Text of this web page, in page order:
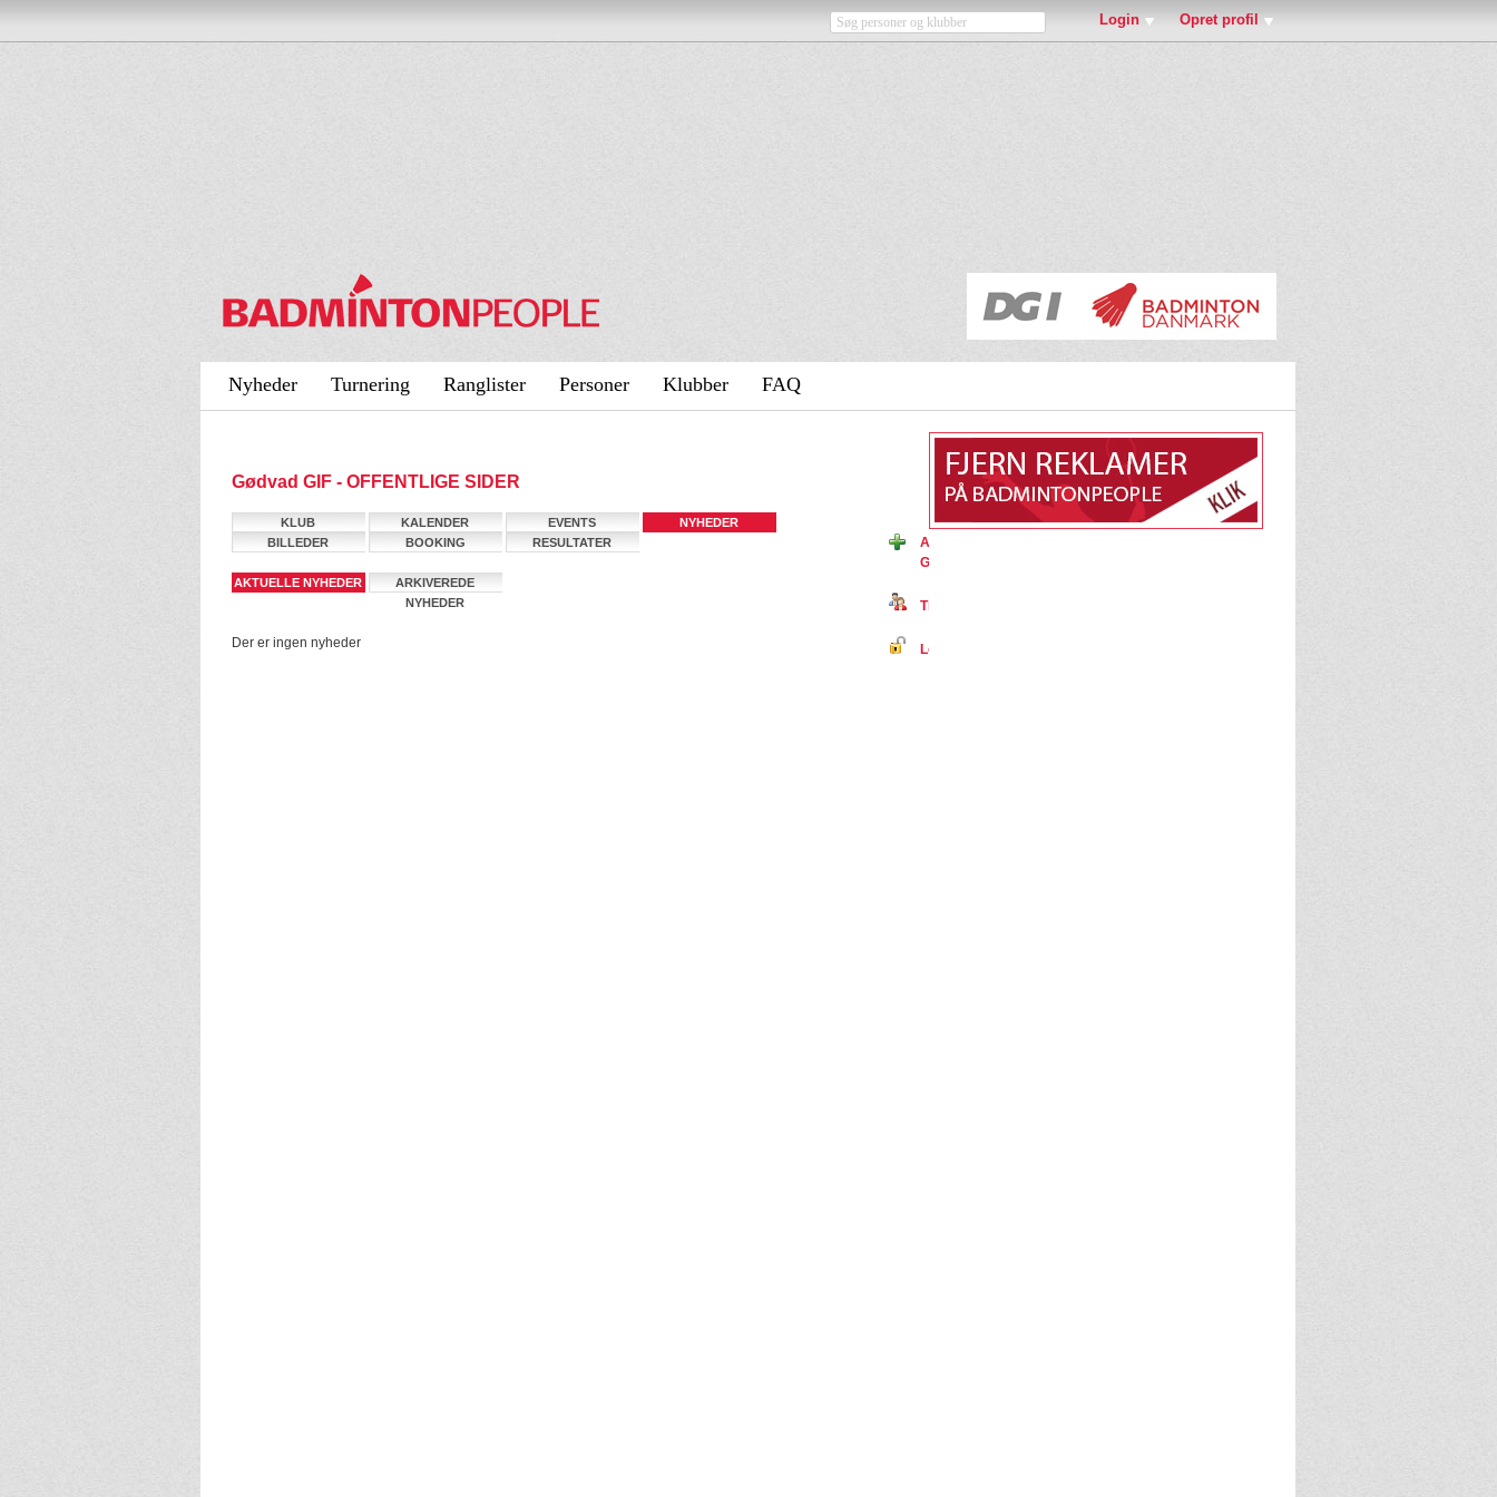
Login Opret profil
Nyheder Turnering Ranglister Personer Klubber FAQ
Gødvad GIF - OFFENTLIGE SIDER
KLUB KALENDER EVENTS
NYHEDER
BILLEDER
BOOKING RESULTATER
AKTUELLE NYHEDER
ARKIVEREDE
NYHEDER
Der er ingen nyheder
Ansøg om medlemsskab af Gødvad
GIF på BadmintonPeople
Tilmeld dig BadmintonPeople
Log ind på BadmintonPeople